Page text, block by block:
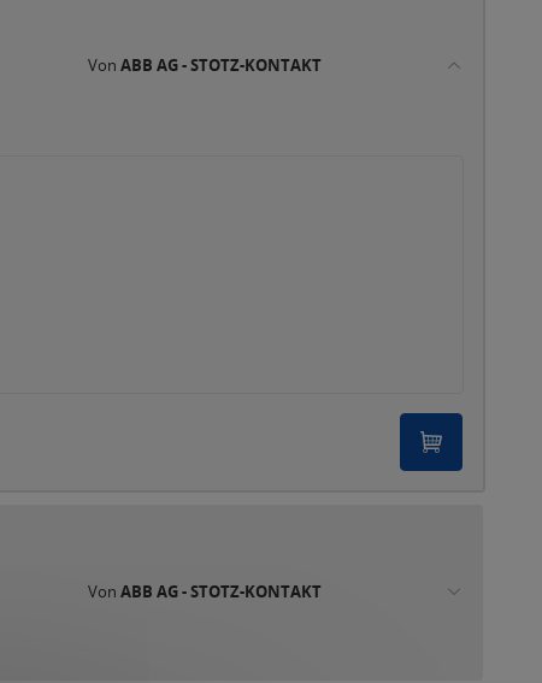
VonABB AG - STOTZ-KONTAKT
VonABB AG - STOTZ-KONTAKT